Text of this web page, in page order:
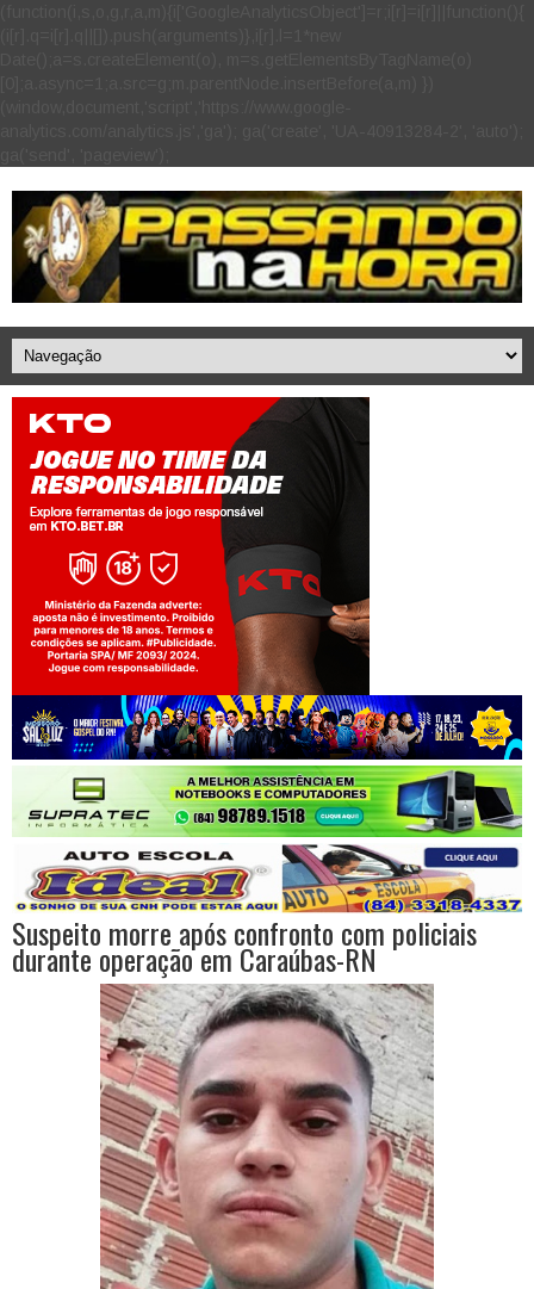
Jogue com responsabilidade. 18+
Suspeito morre após confronto com policiais
durante operação em Caraúbas-RN